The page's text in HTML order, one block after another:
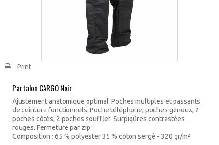
Print
Pantalon CARGO Noir
Ajustement anatomique optimal. Poches multiples et passants
de ceinture fonctionnels. Poche téléphone, poches genoux, 2
poches côtés, 2 poches soufflet. Surpiqûres contrastées
rouges. Fermeture par zip.
Composition : 65 % polyester 35 % coton sergé - 320 gr/m²